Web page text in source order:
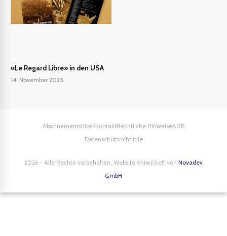
«Le Regard Libre» in den USA
14. November 2025
2026 - Alle Rechte vorbehalten. Website entwickelt von Novadev
GmbH
AbonnementsKioskKontaktRechtliche HinweiseAGB
Datenschutzrichtlinie